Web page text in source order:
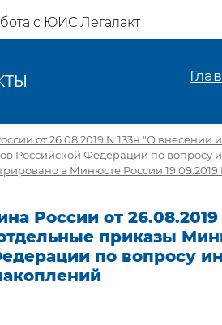
с ЮИС Легалакт
от 26.08.2019 N 133н "О внесении
Российской Федерации по вопросу
в Минюсте России 19.09.2019
России от
приказы
по вопросу